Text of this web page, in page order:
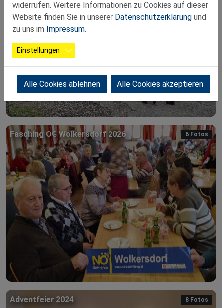
Fasching OG Wolkersdorf 2026 6 Fotos
Adventfeier 2024 8 Fotos
widerrufen. Weitere Informationen zu Cookies auf dieser
Website finden Sie in unserer Datenschutzerklärung und
zu uns im Impressum.
Einstellungen
Alle Cookies ablehnen Alle Cookies akzeptieren